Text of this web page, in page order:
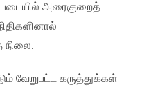
அரைகுறைத்
நிலை.
வேறுபட்ட கருத்துக்கள்